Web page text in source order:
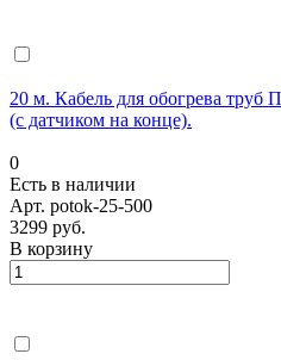
20 м. Кабель для обогрева
(с датчиком на конце).
0
Есть в наличии
Арт. potok-25-500
3299 руб.
В корзину